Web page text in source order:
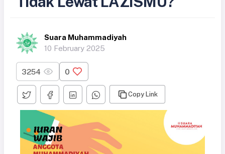
Suara Muhammadiyah
10 February 2025
3254 0
Copy Link